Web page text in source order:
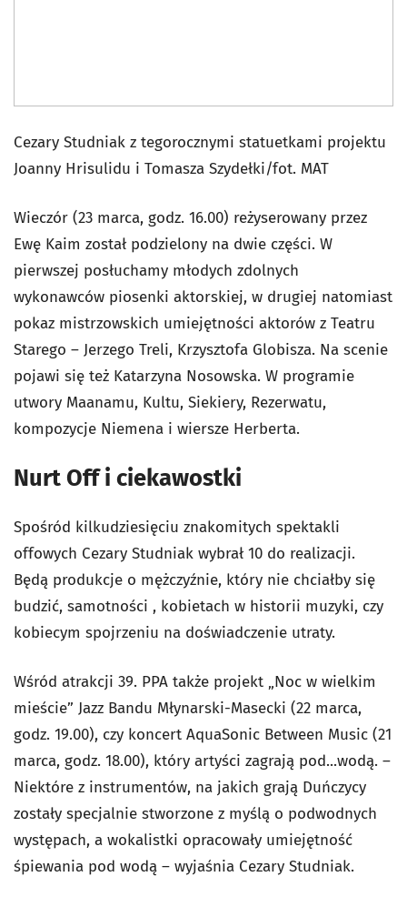
Cezary Studniak z tegorocznymi statuetkami projektu
Joanny Hrisulidu i Tomasza Szydełki/fot. MAT
Wieczór (23 marca, godz. 16.00) reżyserowany przez
Ewę Kaim został podzielony na dwie części. W
pierwszej posłuchamy młodych zdolnych
wykonawców piosenki aktorskiej, w drugiej natomiast
pokaz mistrzowskich umiejętności aktorów z Teatru
Starego – Jerzego Treli, Krzysztofa Globisza. Na scenie
pojawi się też Katarzyna Nosowska. W programie
utwory Maanamu, Kultu, Siekiery, Rezerwatu,
kompozycje Niemena i wiersze Herberta.
Nurt Off i ciekawostki
Spośród kilkudziesięciu znakomitych spektakli
offowych Cezary Studniak wybrał 10 do realizacji.
Będą produkcje o mężczyźnie, który nie chciałby się
budzić, samotności , kobietach w historii muzyki, czy
kobiecym spojrzeniu na doświadczenie utraty.
Wśród atrakcji 39. PPA także projekt „Noc w wielkim
mieście” Jazz Bandu Młynarski-Masecki (22 marca,
godz. 19.00), czy koncert AquaSonic Between Music (21
marca, godz. 18.00), który artyści zagrają pod...wodą. –
Niektóre z instrumentów, na jakich grają Duńczycy
zostały specjalnie stworzone z myślą o podwodnych
występach, a wokalistki opracowały umiejętność
śpiewania pod wodą – wyjaśnia Cezary Studniak.